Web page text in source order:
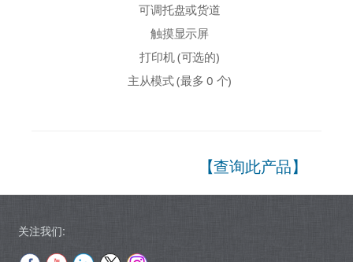
可调托盘或货道
触摸显示屏
打印机 (可选的)
主从模式 (最多 0 个)
【查询此产品】
关注我们: